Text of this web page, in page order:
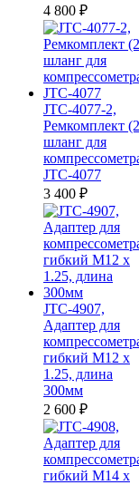
4 800 ₽
JTC-4077-2,
Ремкомплект
шланг для
JTC-4077
3 400 ₽
JTC-4907,
Адаптер для
гибкий M12 x
1.25, длина
300мм
2 600 ₽